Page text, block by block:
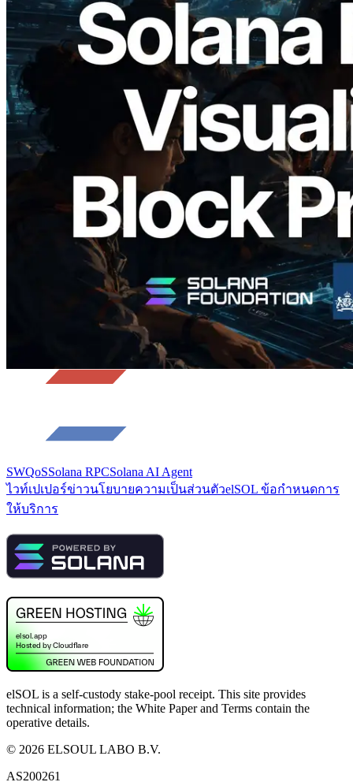
2026.05.24
Validators Solutions เปิดตัว Solana Block
Analyzer — แสดงเวลาการผลิตบล็อก
ระดับ slot และบาลิเดเตอร์ที่รับผิดชอบ
SWQoSSolana RPCSolana AI Agent
ไวท์เปเปอร์ข่าวนโยบายความเป็นส่วนตัวelSOL ข้อกำหนดการ
ให้บริการ
elSOL is a self-custody stake-pool receipt. This site provides
technical information; the White Paper and Terms contain the
operative details.
© 2026 ELSOUL LABO B.V.
AS200261